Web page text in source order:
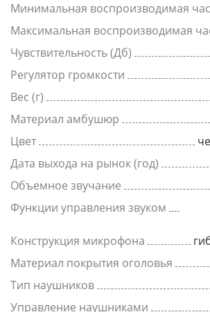
Минимальная воспроизводимая
Максимальная воспроизводимая
Чувствительность (Дб)
Регулятор громкости
Вес (г)
Материал амбушюр
Цвет
Дата выхода на рынок (год)
Объемное звучание
Функции управления звуком
Конструкция микрофона
Материал покрытия оголовья
Тип наушников
Управление наушниками